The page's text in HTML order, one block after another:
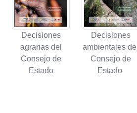
Decisiones
agrarias del
Consejo de
Estado
Decisiones
ambientales del
Consejo de
Estado